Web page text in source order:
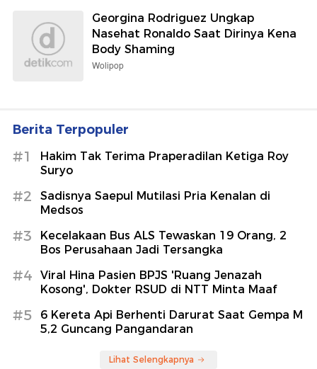
Georgina Rodriguez Ungkap
Nasehat Ronaldo Saat Dirinya Kena
Body Shaming
Wolipop
Berita Terpopuler
#1
Hakim Tak Terima Praperadilan Ketiga Roy
Suryo
#2
Sadisnya Saepul Mutilasi Pria Kenalan di
Medsos
#3
Kecelakaan Bus ALS Tewaskan 19 Orang, 2
Bos Perusahaan Jadi Tersangka
#4
Viral Hina Pasien BPJS 'Ruang Jenazah
Kosong', Dokter RSUD di NTT Minta Maaf
#5
6 Kereta Api Berhenti Darurat Saat Gempa M
5,2 Guncang Pangandaran
Lihat Selengkapnya